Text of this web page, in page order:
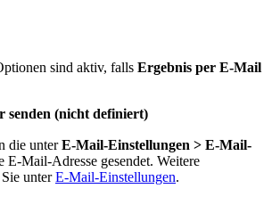
sind aktiv, falls Ergebnis per E-Mail
senden (nicht definiert)
die unterE-Mail-Einstellungen > E-Mail-
E-Mail-Adresse gesendet. Weitere
unterE-Mail-Einstellungen.